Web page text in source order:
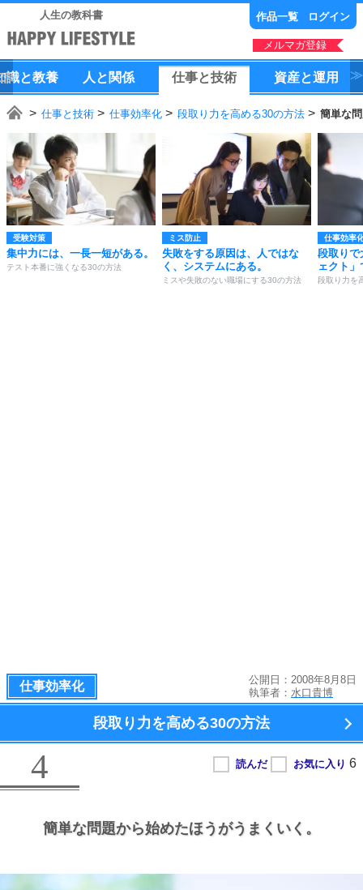
人生の教科書 作品一覧 ログイン
メルマガ登録
識と教養 人 と 関係 仕事と技術 資産と運用
仕事と技術 仕事効率化 段取り力を高める30の方法 簡単な
受験対策
集中力には、一長一短がある。
テスト本番に強くなる30の方法
ミス防止
失敗をする原因は、人ではな
く、システムにある。
ミスや失敗のない職場にする30の方法
仕事効率
段取りで
ェクト
段取り力を
仕事効率化
公開日：2008年8月8日
執筆者： 水口貴博
段取り力を高める30の方法
4
簡単な問題から始めたほうがうまくいく。